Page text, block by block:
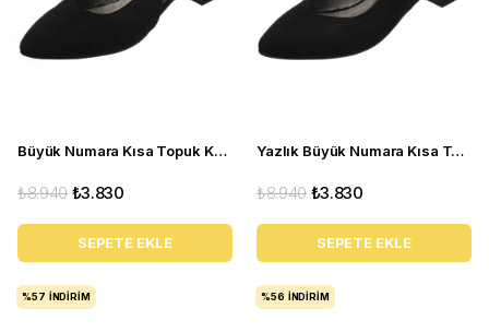
Büyük Numara Kısa Topuk Kadın Ayakkabı LTF00121 Siyah
₺3.830
₺8.940
SEPETE EKLE
Yazlık Büyük Numara Kısa Topuk Kadın Ayakkabı LTF00131 Siyah
₺3.830
₺8.940
SEPETE EKLE
%57 İNDIRIM %56 İNDIRIM